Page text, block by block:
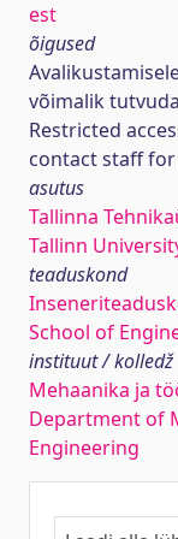
est
õigused
võimalik
Restricted
contact staff
asutus
Tallinna
Tallinn
teaduskond
School of
instituut / kolledž
Mehaanika ja
Department of
Engineering